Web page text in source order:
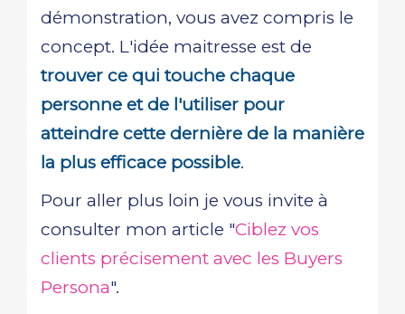
démonstration, vous avez compris le
concept. L'idée maitresse est de
trouver ce qui touche chaque
personne et de l'utiliser pour
atteindre cette dernière de la manière
la plus efficace possible.
Pour aller plus loin je vous invite à
consulter mon article "Ciblez vos
clients précisement avec les Buyers
Persona".